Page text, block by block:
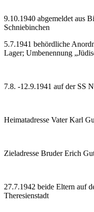
9.10.1940 abgemeldet aus
Schniebinchen
5.7.1941 behördliche
Lager; Um­be­nen­nung
7.8. -12.9.1941 auf der SS
Heimatadresse Vater Karl
Zieladresse Bruder Erich
27.7.1942 beide Eltern auf
Theresienstadt